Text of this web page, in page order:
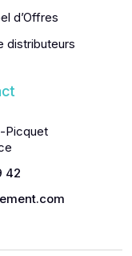
d’Offres
distributeurs
Picquet
42